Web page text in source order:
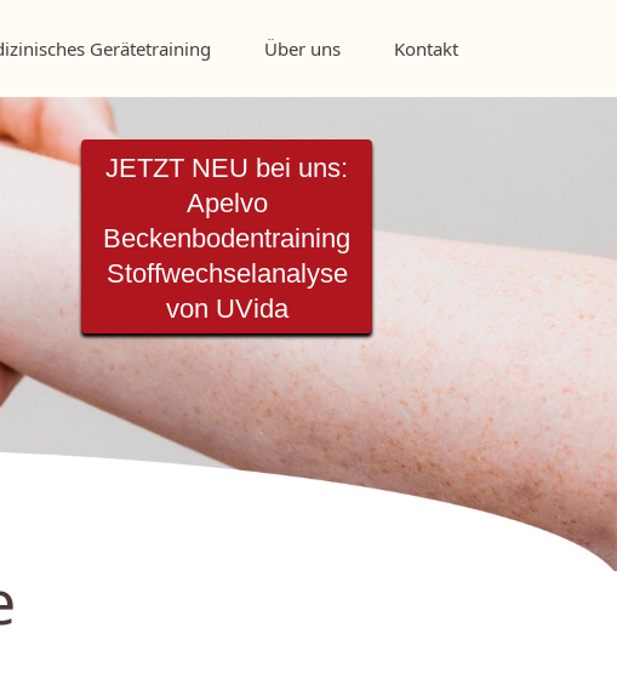
Gerätetraining Über uns Kontakt
JETZT NEU bei uns:
Apelvo
Beckenbodentraining
Stoffwechselanalyse
von UVida